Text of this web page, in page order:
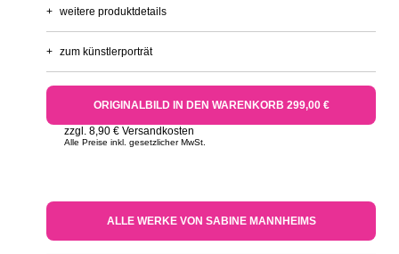
+ weitere produktdetails
+ zum künstlerporträt
ORIGINALBILD IN DEN WARENKORB 299,00 €
zzgl. 8,90 € Versandkosten
Alle Preise inkl. gesetzlicher MwSt.
ALLE WERKE VON SABINE MANNHEIMS